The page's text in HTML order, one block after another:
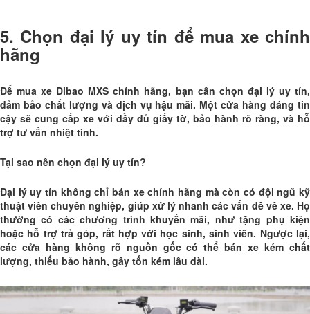
5. Chọn đại lý uy tín để mua xe chính
hãng
Để mua xe Dibao MXS chính hãng, bạn cần chọn đại lý uy tín,
đảm bảo chất lượng và dịch vụ hậu mãi. Một cửa hàng đáng tin
cậy sẽ cung cấp xe với đầy đủ giấy tờ, bảo hành rõ ràng, và hỗ
trợ tư vấn nhiệt tình.
Tại sao nên chọn đại lý uy tín?
Đại lý uy tín không chỉ bán xe chính hãng mà còn có đội ngũ kỹ
thuật viên chuyên nghiệp, giúp xử lý nhanh các vấn đề về xe. Họ
thường có các chương trình khuyến mãi, như tặng phụ kiện
hoặc hỗ trợ trả góp, rất hợp với học sinh, sinh viên. Ngược lại,
các cửa hàng không rõ nguồn gốc có thể bán xe kém chất
lượng, thiếu bảo hành, gây tốn kém lâu dài.